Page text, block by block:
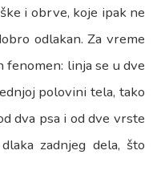
i obrve, koje ipak ne
odlakan. Za vreme
fenomen: linja se u dve
polovini tela, tako
dva psa i od dve vrste
zadnjeg dela, što